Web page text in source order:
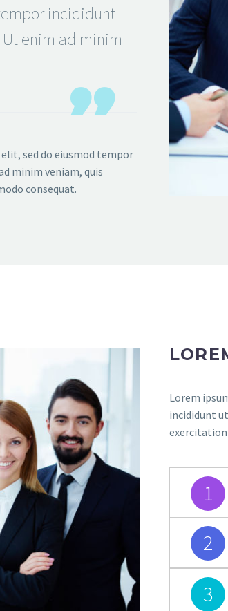
incididunt
enim ad minim

sed do eiusmod tempor
minim veniam, quis
consequat.
Lorem
incididunt
exercitation
1
2
3